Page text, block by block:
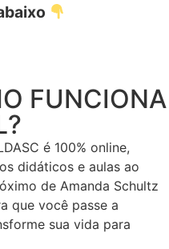
FUNCIONA
é 100% online,
didáticos e aulas ao
de Amanda Schultz
que você passe a
sua vida para